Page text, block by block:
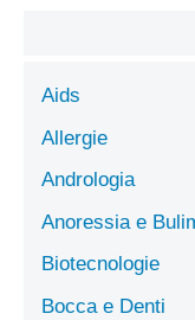
Aids
Allergie
Andrologia
Anoressia e
Biotecnologie
Bocca e Denti